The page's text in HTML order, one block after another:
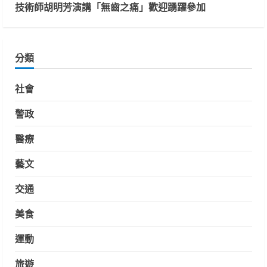
技術師胡明芳演講「無齒之痛」歡迎踴躍參加
分類
社會
警政
醫療
藝文
交通
美食
運動
旅遊